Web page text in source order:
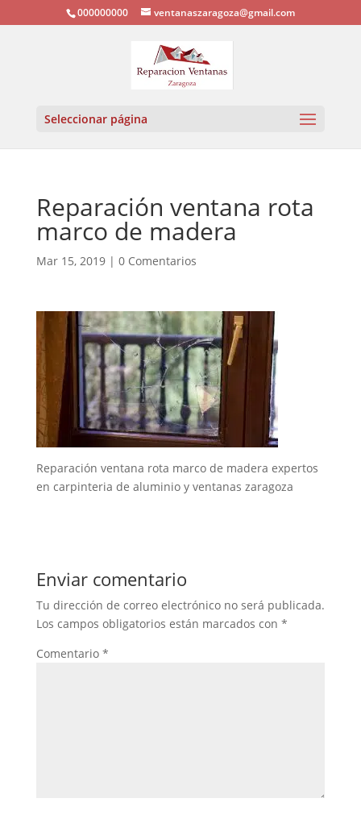
000000000 ventanaszaragoza@gmail.com
Seleccionar página
Reparación ventana rota
marco de madera
Mar 15, 2019| 0 Comentarios
Reparación ventana rota marco de madera expertos
en carpinteria de aluminio y ventanas zaragoza
Enviar comentario
Tu dirección de correo electrónico no será publicada.
Los campos obligatorios están marcados con *
Comentario *